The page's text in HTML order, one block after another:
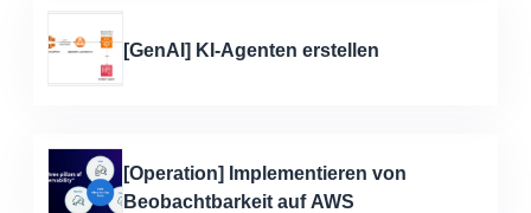
[GenAI] KI-Agenten erstellen
[Operation] Implementieren von
Beobachtbarkeit auf AWS